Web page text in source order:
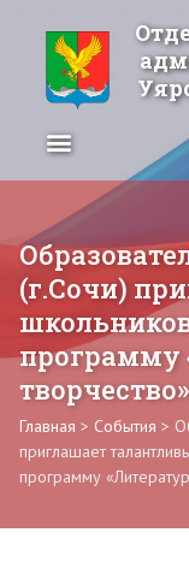
(г.Сочи)
программу
творчество»
Главная > События >
приглашает
программу